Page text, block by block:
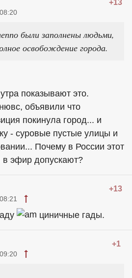
+13
были заполнены людьми,
освобождение города.
показывают это.
объявили что
покинула город... и
- суровые пустые улицы и
Почему в России этот
в эфир допускают?
+13
циничные гады.
+1